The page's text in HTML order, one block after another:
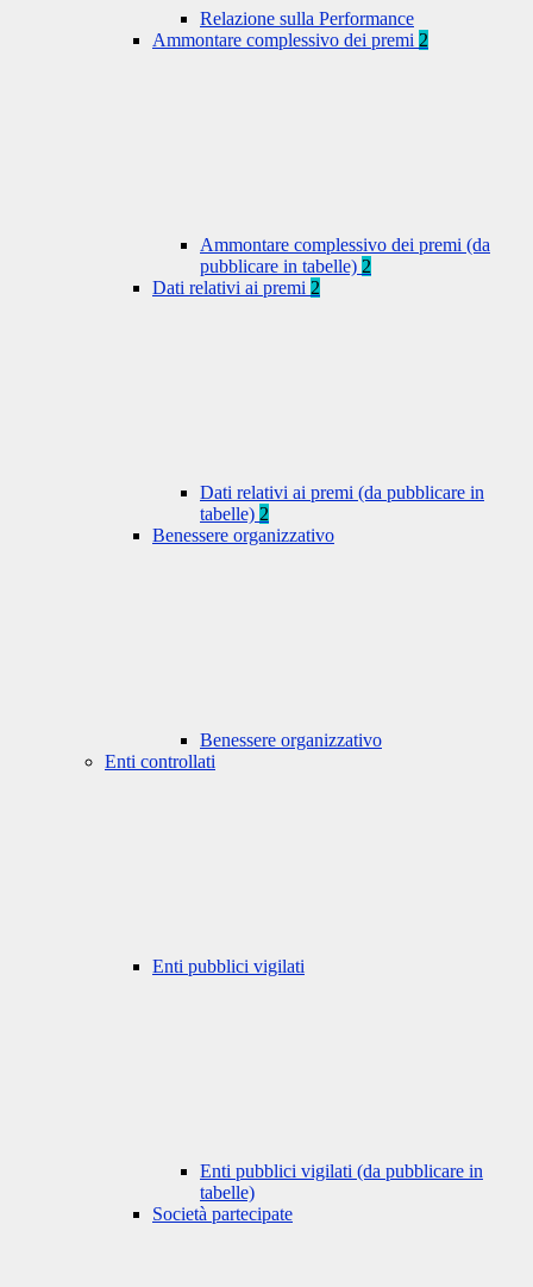
Relazione sulla Performance
Ammontare complessivo dei premi 2
Ammontare complessivo dei premi (da
pubblicare in tabelle) 2
Dati relativi ai premi 2
Dati relativi ai premi (da pubblicare in
tabelle) 2
Benessere organizzativo
Benessere organizzativo
Enti controllati
Enti pubblici vigilati
Enti pubblici vigilati (da pubblicare in
tabelle)
Società partecipate